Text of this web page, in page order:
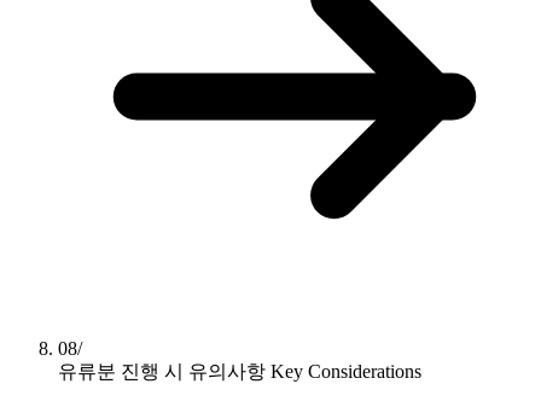
08/
유류분 진행 시 유의사항 Key Considerations